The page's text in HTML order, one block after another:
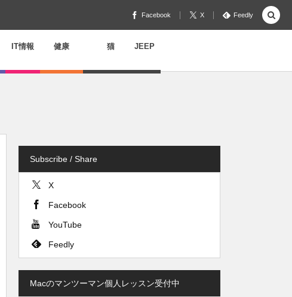
Facebook X Feedly
IT情報 健康 猫 JEEP
Subscribe / Share
X
Facebook
YouTube
Feedly
Macのマンツーマン個人レッスン受付中